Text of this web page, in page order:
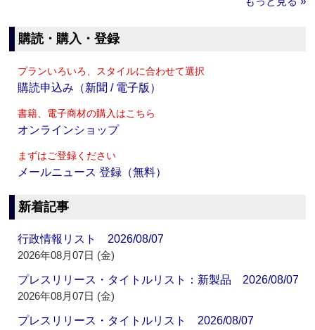
購読・購入・登録
プランいろいろ、スタイルに合わせて選択
購読申込み（新聞 / 電子版）
書籍、電子商材の購入はこちら
オンラインショップ
まずはご登録ください
メールニュース 登録（無料）
新着記事
行政情報リスト 2026/08/07
2026年08月07日 (金)
プレスリリース・タイトルリスト：新製品 2026/08/07
2026年08月07日 (金)
プレスリリース・タイトルリスト 2026/08/07